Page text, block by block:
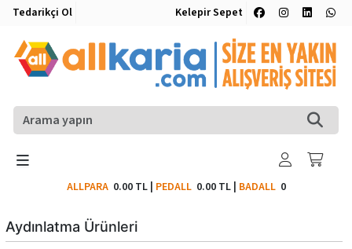
Tedarikçi Ol Kelepir Sepet
ALLPARA 0.00 TL| PEDALL 0.00 TL| BADALL0
Aydınlatma Ürünleri